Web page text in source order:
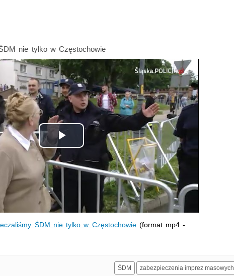
nie tylko w Częstochowie
ŚDM nie tylko w Częstochowie
Odtwórz
wideo
ŚDM nie tylko w Częstochowie(format mp4 -
ŚDM zabezpieczenia imprez masowych